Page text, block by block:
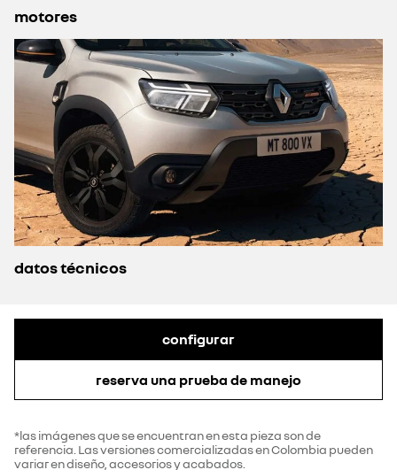
motores
datos técnicos
configurar
reserva una prueba de manejo
*las imágenes que se encuentran en esta pieza son de
referencia. Las versiones comercializadas en Colombia pueden
variar en diseño, accesorios y acabados.